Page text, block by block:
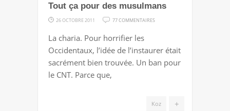
Tout ça pour des musulmans
26 OCTOBRE 2011 77 COMMENTAIRES
POUR
DES
La charia. Pour horrifier les
Occidentaux, l’idée de l’instaurer était
sacrément bien trouvée. Un ban pour
le CNT. Parce que,
+
Koz